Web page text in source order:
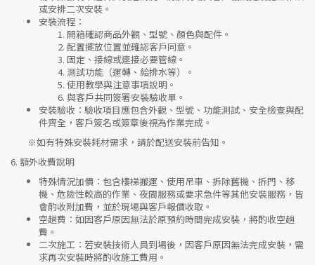
或安排二次安裝。
安裝流程 ：
開箱確認商品外觀、型號、顏色與配件。
配置擺放位置並確認客戶同意。
固定、接線或連接必要管線。
測試功能（運轉、給排水等）。
使用教學與注意事項說明。
與客戶共同簽署安裝驗收單。
安裝驗收 ：驗收項目應包含外觀、型號、功能測試、安全檢查與配
件齊全，客戶簽名或簽章後視為作業完成。
※如有特殊安裝耗材需求，請於配送安裝前告知。
6. 額外收費說明
特殊情況加價 ：包含樓梯搬運、使用吊車、拆除舊機、拆門、移
機、危險性較高的作業、夜間服務或要求急件等其他安裝服務，皆
會酌收附加費，並於現場與客戶報價收取。
空趟費 ：如因客戶原因無法於原預約時間完成安裝，將酌收空趟
費。
二次施工 ：若安裝技術人員到場後，因客戶原因無法完成安裝，需
求再次安裝時將酌收施工費用。